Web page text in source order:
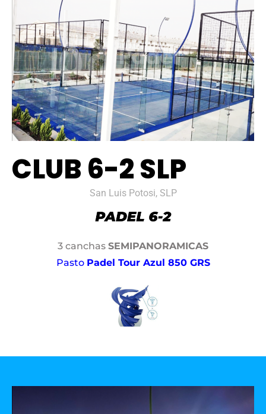
CLUB 6-2 SLP
San Luis Potosi, SLP
3 canchas SEMIPANORAMICAS
Pasto Padel Tour Azul 850 GRS